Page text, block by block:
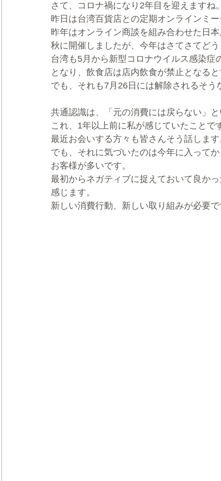
さて、コロナ禍になり2年目を迎えますね
昨日は台湾百貨店との定期オンラインミ
昨年はオンライン商談を組み合わせた日
秋に開催しましたが、今年はさてさてど
台湾も5月から新型コロナウイルス感染症
となり、飲食店は店内飲食が禁止となる
でも、それも7月26日には解除されるそう
共通認識は、「元の消費には戻らない」
これ、1年以上前に私が感じていたことで
最近お会いする方々も皆さんそう話しま
でも、それに気づいたのは今年に入って
お客様が多いです。
最初からネガティブに捉えておいて良か
感じます。
新しい消費行動、新しい取り組みが必要